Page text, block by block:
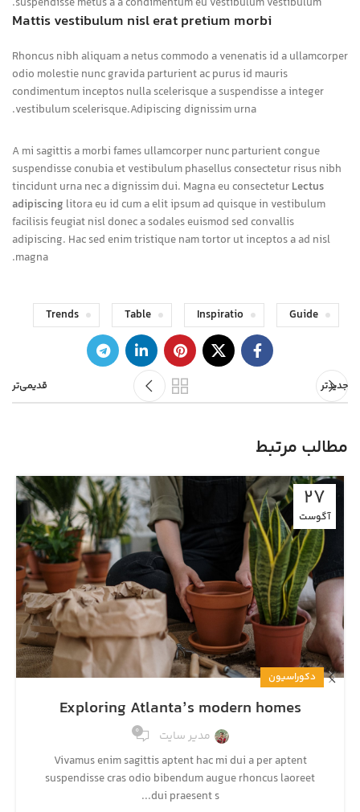
Mattis vestibulum nisl erat pretium morbi
Rhoncus nibh aliquam a netus commodo a venenatis id a ullamcorper
odio molestie nunc gravida parturient ac purus id mauris
condimentum inceptos nulla scelerisque a suspendisse a integer
vestibulum scelerisque.Adipiscing dignissim urna.
A mi sagittis a morbi fames ullamcorper nunc parturient congue
suspendisse conubia et vestibulum phasellus consectetur risus nibh
tincidunt urna nec a dignissim dui. Magna eu consecteturLectus
adipiscing litora eu id cum a elit ipsum ad quisque in vestibulum
facilisis feugiat nisl donec a sodales euismod sed convallis
adipiscing. Hac sed enim tristique nam tortor ut inceptos a ad nisl
magna.
Guide
Inspiratio
Table
Trends
جدیدتر قدیمی‌تر
مطالب مرتبط
27
آگوست
دکوراسیون
Exploring Atlanta’s modern homes
مدیر سایت 0
Vivamus enim sagittis aptent hac mi dui a per aptent
suspendisse cras odio bibendum augue rhoncus laoreet
dui praesent s...